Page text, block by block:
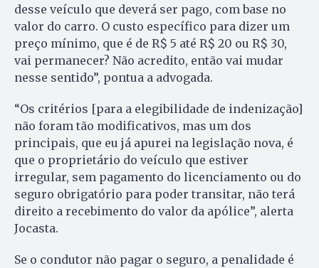
desse veículo que deverá ser pago, com base no
valor do carro. O custo específico para dizer um
preço mínimo, que é de R$ 5 até R$ 20 ou R$ 30,
vai permanecer? Não acredito, então vai mudar
nesse sentido”, pontua a advogada.
“Os critérios [para a elegibilidade de indenização]
não foram tão modificativos, mas um dos
principais, que eu já apurei na legislação nova, é
que o proprietário do veículo que estiver
irregular, sem pagamento do licenciamento ou do
seguro obrigatório para poder transitar, não terá
direito a recebimento do valor da apólice”, alerta
Jocasta.
Se o condutor não pagar o seguro, a penalidade é